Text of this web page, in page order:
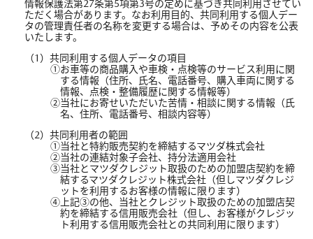
情報保護法第27条第5項第3号の定めに基づき共同利用させてい
ただく場合があります。なお利用目的、共同利用する個人デー
タの管理責任者の名称を変更する場合は、予めその内容を公表
いたします。
共同利用する個人データの項目
お車等の商品購入や車検・点検等のサービス利用に関
する情報（住所、氏名、電話番号、購入車両に関する
情報、点検・整備履歴に関する情報等）
当社にお寄せいただいた苦情・相談に関する情報（氏
名、住所、電話番号、相談内容等）
共同利用者の範囲
当社と特約販売契約を締結するマツダ株式会社
当社の連結対象子会社、持分法適用会社
当社とマツダクレジット取扱のための加盟店契約を締
結するマツダクレジット株式会社（但しマツダクレジ
ットを利用するお客様の情報に限ります）
上記③の他、当社とクレジット取扱のための加盟店契
約を締結する信用販売会社（但し、お客様がクレジッ
ト利用する信用販売会社との共同利用に限ります）